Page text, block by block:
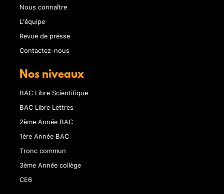
Nous connaître
L'équipe
Revue de presse
Contactez-nous
Nos niveaux
BAC Libre Scientifique
BAC Libre Lettres
2ème Année BAC
1ère Année BAC
Tronc commun
3ème Année collège
CE6